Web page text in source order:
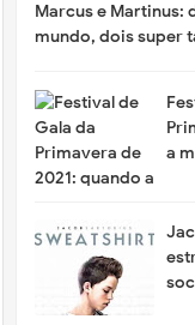
Marcus e Martinus:
mundo, dois super
a